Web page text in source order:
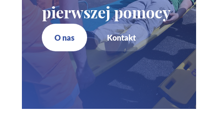
pierwszej pomocy
O nas Kontakt